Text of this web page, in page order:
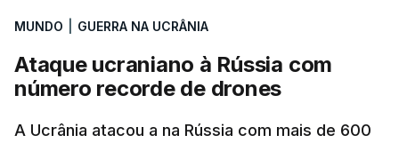
MUNDO GUERRA NA UCRÂNIA
Ataque ucraniano à Rússia com
número recorde de drones
A Ucrânia atacou a na Rússia com mais de 600